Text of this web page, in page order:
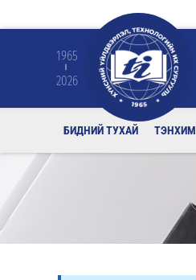
1965
2026
БИДНИЙ ТУХАЙ ТЭНХИМ